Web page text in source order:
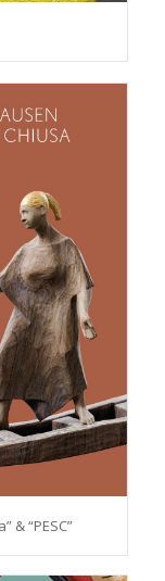
& “PESC”